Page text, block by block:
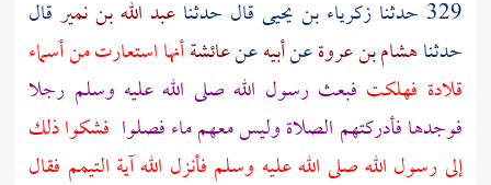
329 حدثنا
زكرياء بن يحيى قال حدثنا عبد الله بن نمير قال
حدثناهشام بن عروةعنأبيهعنعائشةأنها استعارت منأسماء
قلادة فهلكت فبعث رسول الله صلى الله عليه وسلم رجلا
فوجدها فأدركتهم الصلاة وليس معهم ماء فصلوا فشكوا ذلك
إلى رسول الله صلى الله عليه وسلم فأنزل الله آية التيمم فقال